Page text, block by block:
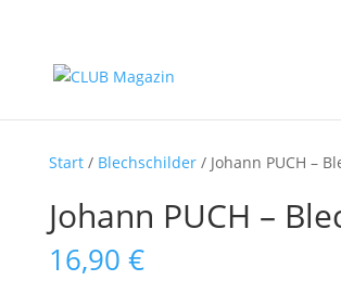
Start/ Blechschilder/ Johann PUCH –
Johann PUCH –
16,90 €